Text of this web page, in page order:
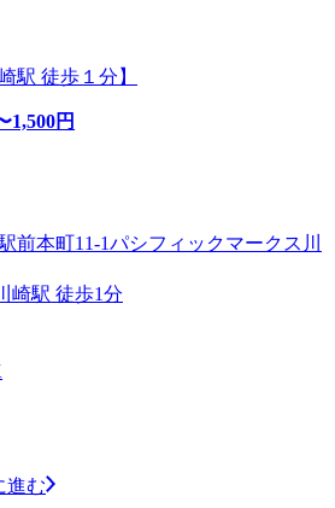
駅 徒歩１分】
1,500円
前本町11-1パシフィックマークス川
崎駅 徒歩1分
進む